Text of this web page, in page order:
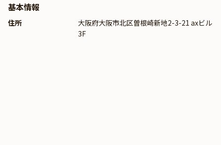
基本情報
住所
大阪府大阪市北区曽根崎新地2-3-21 axビル
3F